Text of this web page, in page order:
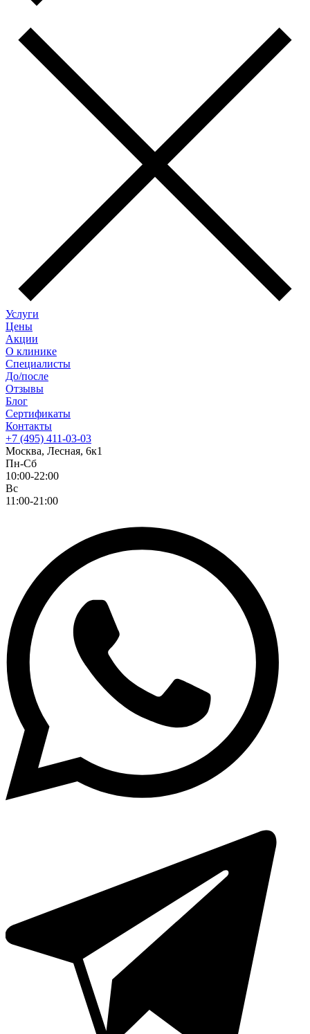
Услуги
Цены
Акции
О клинике
Специалисты
До/после
Отзывы
Блог
Сертификаты
Контакты
+7 (495) 411-03-03
Москва, Лесная, 6к1
Пн-Сб
10:00-22:00
Вс
11:00-21:00